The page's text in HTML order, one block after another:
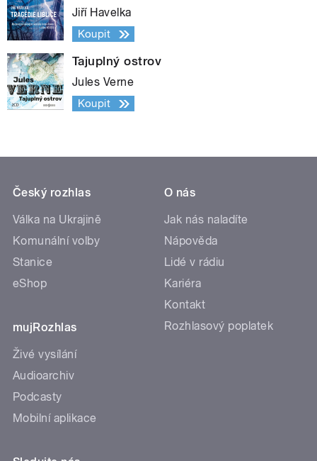
Jiří Havelka
Koupit
Tajuplný ostrov
Jules Verne
Koupit
Český rozhlas
Válka na Ukrajině
Komunální volby
Stanice
eShop
mujRozhlas
Živé vysílání
Audioarchiv
Podcasty
Mobilní aplikace
O nás
Jak nás naladíte
Nápověda
Lidé v rádiu
Kariéra
Kontakt
Rozhlasový poplatek